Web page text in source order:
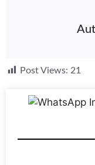
Post Views: 21